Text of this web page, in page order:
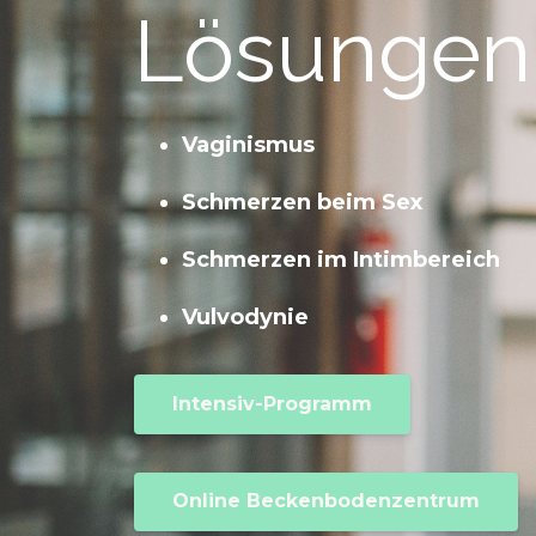
Vaginismus
Schmerzen beim Sex
Schmerzen im Intimbereich
Vulvodynie
Intensiv-Programm
Online Beckenbodenzentrum